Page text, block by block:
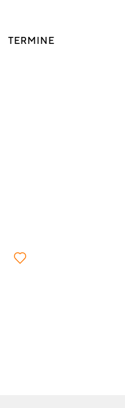
TERMINE